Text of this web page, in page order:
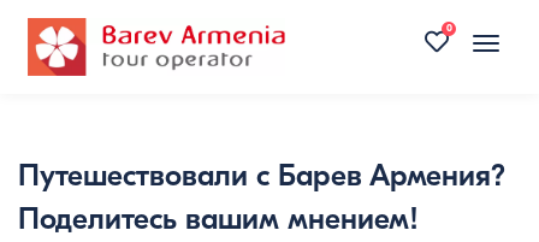
Toggle
0
Путешествовали с Барев Армения?
Поделитесь вашим мнением!